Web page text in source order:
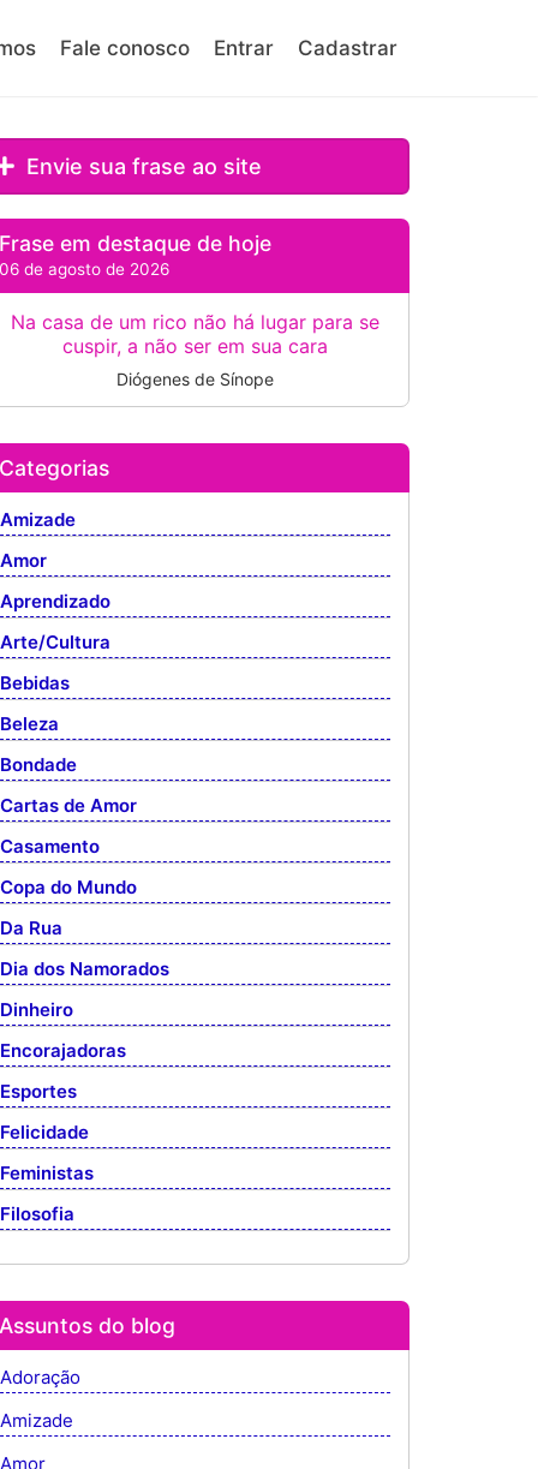
Fale conosco Entrar Cadastrar
Envie sua frase ao site
Frase em destaque de hoje
06 de agosto de 2026
Na casa de um rico não há lugar para se
cuspir, a não ser em sua cara
Diógenes de Sínope
Categorias
Amizade
Amor
Aprendizado
Arte/Cultura
Bebidas
Beleza
Bondade
Cartas de Amor
Casamento
Copa do Mundo
Da Rua
Dia dos Namorados
Dinheiro
Encorajadoras
Esportes
Felicidade
Feministas
Filosofia
Assuntos do blog
Adoração
Amizade
Amor